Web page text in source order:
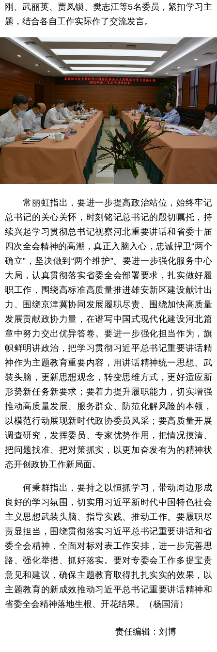
刚、武丽英、贾凤锁、樊志江等5名委员，紧扣学习主
题，结合各自工作实际作了交流发言。
常丽虹指出，要进一步提高政治站位，始终牢记
总书记的关心关怀，时刻铭记总书记的殷切嘱托，持
续兴起学习贯彻总书记视察河北重要讲话和省委十届
四次全会精神的高潮，真正入脑入心，忠诚捍卫“两个
确立”，坚决做到“两个维护”。要进一步强化服务中心
大局，认真贯彻落实省委全会部署要求，扎实做好履
职工作，围绕高标准高质量推进雄安新区建设献计出
力、围绕京津冀协同发展履职尽责、围绕加快高质量
发展贡献政协力量，在谱写中国式现代化建设河北篇
章中努力交出优异答卷。要进一步强化担当作为，旗
帜鲜明讲政治，把学习贯彻习近平总书记重要讲话精
神作为主题教育重要内容，用讲话精神统一思想、武
装头脑，更新思想观念，转变思维方式，更好适应新
形势新任务新要求；要着力提升履职能力，切实增强
推动高质量发展、服务群众、防范化解风险的本领，
以模范行动展现新时代政协委员风采；要高质量开展
调查研究，发挥委员、专家优势作用，把情况摸清、
把问题找准、把对策抓实，以更加奋发有为的精神状
态开创政协工作新局面。
何秉群指出，要持之以恒抓学习，带动周边形成
良好的学习氛围，切实用习近平新时代中国特色社会
主义思想武装头脑、指导实践、推动工作。要履职尽
责显担当，围绕贯彻落实习近平总书记重要讲话和省
委全会精神，全面对标对表工作安排，进一步完善思
路、强化举措、抓好落实。要对专委会工作多提宝贵
意见和建议，确保主题教育取得扎扎实实的效果，以
主题教育的新成效推动习近平总书记重要讲话精神和
省委全会精神落地生根、开花结果。（杨国清）
责任编辑：刘博